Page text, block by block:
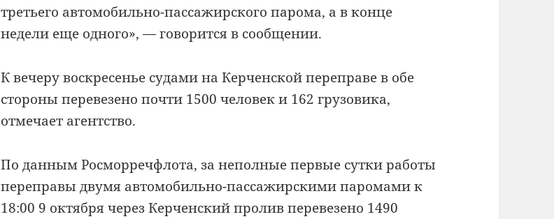
третьего автомобильно-пассажирского парома, а в конце
недели еще одного», — говорится в сообщении.
К вечеру воскресенье судами на Керченской переправе в обе
стороны перевезено почти 1500 человек и 162 грузовика,
отмечает агентство.
По данным Росморречфлота, за неполные первые сутки работы
переправы двумя автомобильно-пассажирскими паромами к
18:00 9 октября через Керченский пролив перевезено 1490